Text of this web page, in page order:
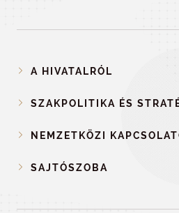
A HIVATALRÓL
SZAKPOLITIKA ÉS
NEMZETKÖZI
SAJTÓSZOBA